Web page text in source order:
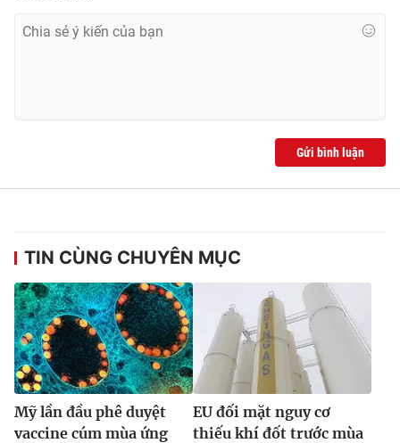
Gửi bình luận
TIN CÙNG CHUYÊN MỤC
Mỹ lần đầu phê duyệt
vaccine cúm mùa ứng
EU đối mặt nguy cơ
thiếu khí đốt trước mùa